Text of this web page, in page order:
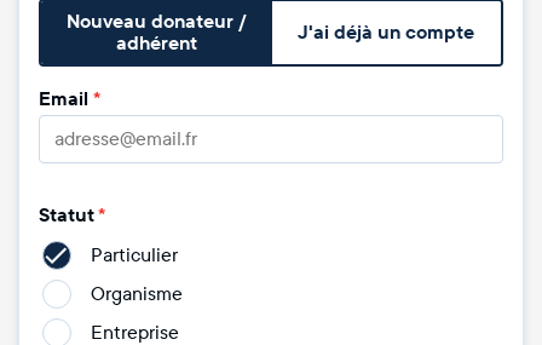
Nouveau donateur /
adhérent
J'ai déjà un compte
Email *
Statut*
Particulier
Organisme
Entreprise